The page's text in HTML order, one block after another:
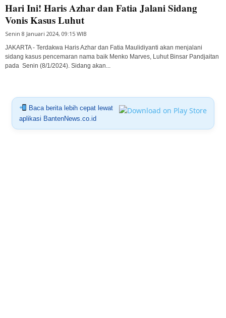
Hari Ini! Haris Azhar dan Fatia Jalani Sidang
Vonis Kasus Luhut
Senin 8 Januari 2024, 09:15 WIB
JAKARTA - Terdakwa Haris Azhar dan Fatia Maulidiyanti akan menjalani
sidang kasus pencemaran nama baik Menko Marves, Luhut Binsar Pandjaitan
pada Senin (8/1/2024). Sidang akan...
Baca berita lebih cepat lewat
aplikasi BantenNews.co.id